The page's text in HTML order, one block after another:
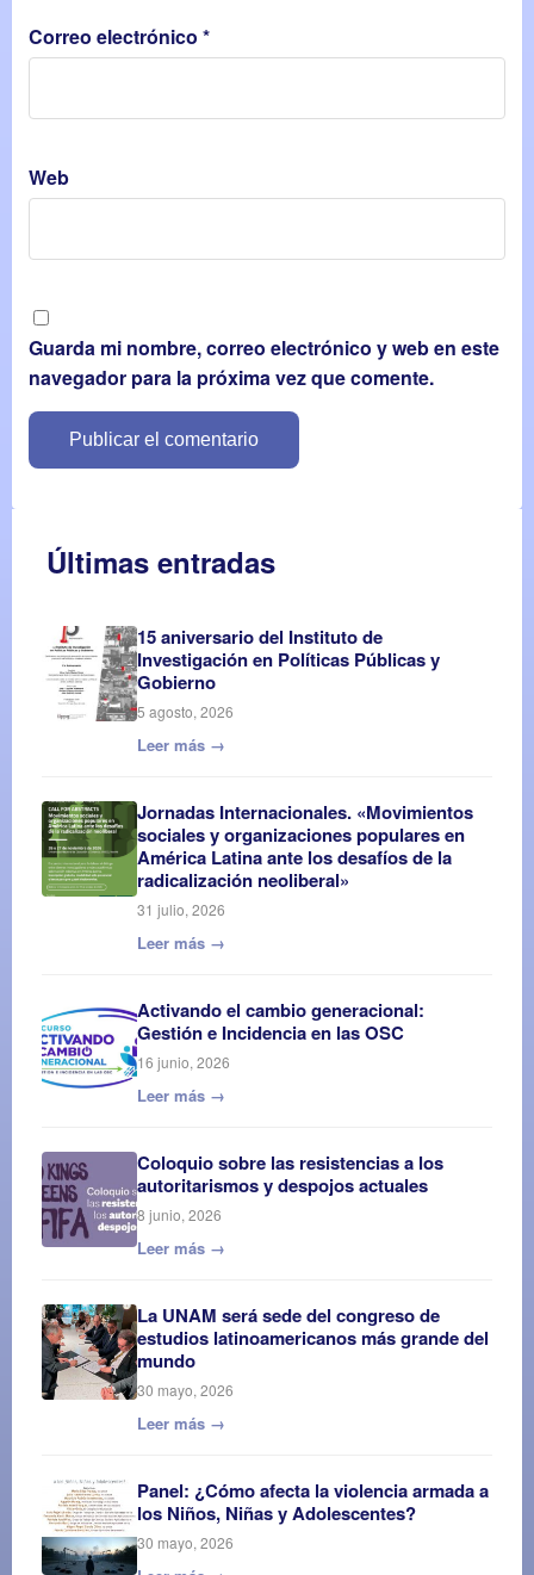
Correo electrónico *
Web
Guarda mi nombre, correo electrónico y web en este
navegador para la próxima vez que comente.
Últimas entradas
15 aniversario del Instituto de
Investigación en Políticas Públicas y
Gobierno
5 agosto, 2026
Leer más →
Jornadas Internacionales. «Movimientos
sociales y organizaciones populares en
América Latina ante los desafíos de la
radicalización neoliberal»
31 julio, 2026
Leer más →
Activando el cambio generacional:
Gestión e Incidencia en las OSC
16 junio, 2026
Leer más →
Coloquio sobre las resistencias a los
autoritarismos y despojos actuales
8 junio, 2026
Leer más →
La UNAM será sede del congreso de
estudios latinoamericanos más grande del
mundo
30 mayo, 2026
Leer más →
Panel: ¿Cómo afecta la violencia armada a
los Niños, Niñas y Adolescentes?
30 mayo, 2026